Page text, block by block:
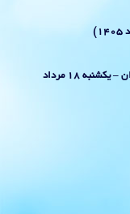
پیش بینی 7 روزه وضع هوای استان مازندران – یکشنبه 18 مرداد